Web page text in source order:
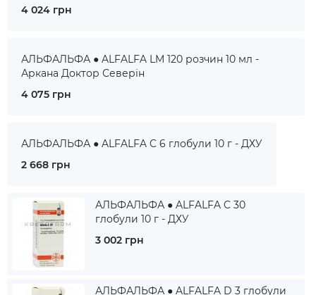
4 024 грн
АЛЬФАЛЬФА ● ALFALFA LM 120 розчин 10 мл -
Аркана Доктор Северін
4 075 грн
АЛЬФАЛЬФА ● ALFALFA C 6 глобули 10 г - ДХУ
2 668 грн
АЛЬФАЛЬФА ● ALFALFA C 30
глобули 10 г - ДХУ
3 002 грн
АЛЬФАЛЬФА ● ALFALFA D 3 глобули